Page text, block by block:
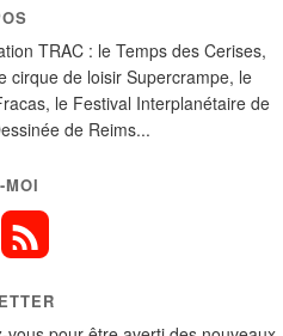
TRAC : le Temps des Cerises,
cirque de loisir Supercrampe, le
le Festival Interplanétaire de
de Reims...